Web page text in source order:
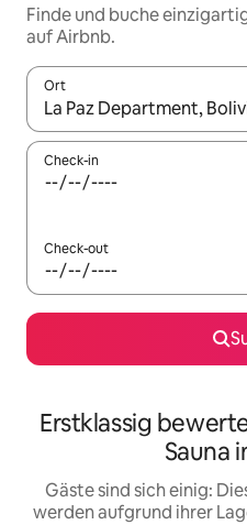
Finde und buche
auf Airbnb.
Ort
Wenn Ergebnisse
Check-in
Check-out
Erstklassig
Sauna
Gäste sind sich einig:
werden aufgrund ihrer